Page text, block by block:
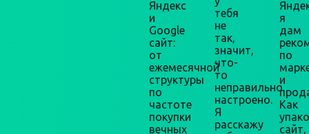
Яндекс
и
Google
сайт:
от
ежемесячной
структуры
по
частоте
покупки
вечных
тебя
не
так,
значит,
что-
то
неправильно
настроено.
Я
расскажу
я
дам
по
и
Как
сайт,